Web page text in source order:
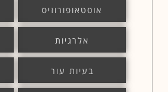
אוסטאופורוזיס
אלרגיות
בעיות עור